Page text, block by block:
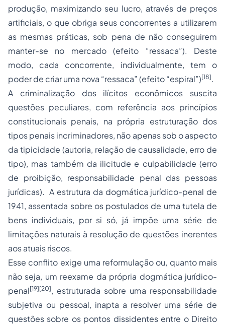
produção, maximizando seu lucro, através de preços
artificiais, o que obriga seus concorrentes a utilizarem
as mesmas práticas, sob pena de não conseguirem
manter-se no mercado (efeito “ressaca”). Deste
modo, cada concorrente, individualmente, tem o
poder de criar uma nova “ressaca” (efeito “espiral”)[18].
A criminalização dos ilícitos econômicos suscita
questões peculiares, com referência aos princípios
constitucionais penais, na própria estruturação dos
tipos penais incriminadores, não apenas sob o aspecto
da tipicidade (autoria, relação de causalidade, erro de
tipo), mas também da ilicitude e culpabilidade (erro
de proibição, responsabilidade penal das pessoas
jurídicas). A estrutura da dogmática jurídico-penal de
1941, assentada sobre os postulados de uma tutela de
bens individuais, por si só, já impõe uma série de
limitações naturais à resolução de questões inerentes
aos atuais riscos.
Esse conflito exige uma reformulação ou, quanto mais
não seja, um reexame da própria dogmática jurídico-
penal[19][20], estruturada sobre uma responsabilidade
subjetiva ou pessoal, inapta a resolver uma série de
questões sobre os pontos dissidentes entre o Direito